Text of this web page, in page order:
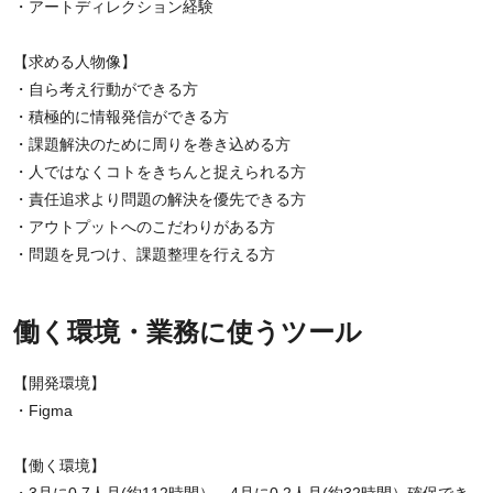
・アートディレクション経験
【求める人物像】
・自ら考え行動ができる方
・積極的に情報発信ができる方
・課題解決のために周りを巻き込める方
・人ではなくコトをきちんと捉えられる方
・責任追求より問題の解決を優先できる方
・アウトプットへのこだわりがある方
・問題を見つけ、課題整理を行える方
働く環境・業務に使うツール
【開発環境】
・Figma
【働く環境】